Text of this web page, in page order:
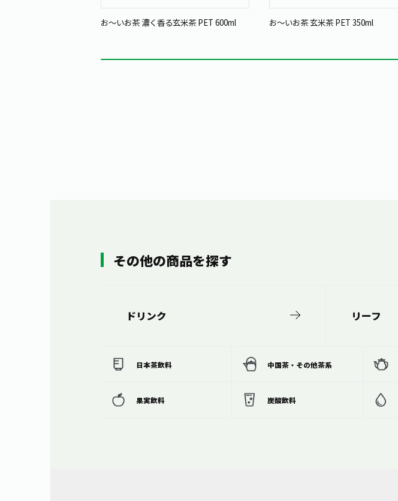
お～いお茶 濃く香る玄米茶 PET 600ml お～いお茶 玄米茶 PET 350ml
その他の商品を探す
ドリンク リーフ
日本茶飲料 中国茶・その他茶系
果実飲料 炭酸飲料